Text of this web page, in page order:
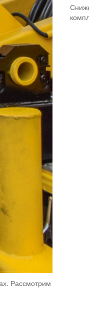
Рассмотрим